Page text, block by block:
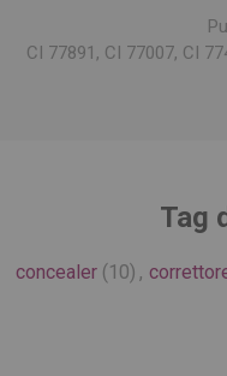
CI 77891, CI 77007, CI
Tag
concealer (10) ,